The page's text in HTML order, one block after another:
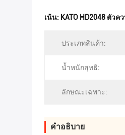
เน้น: KATO HD2048 ตัว
ประเภทสินค้า:
น้ำหนักสุทธิ:
ลักษณะเฉพาะ:
คําอธิบาย